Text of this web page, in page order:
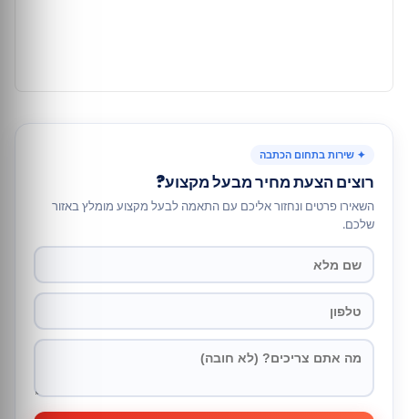
✦ שירות בתחום הכתבה
רוצים הצעת מחיר מבעל מקצוע?
השאירו פרטים ונחזור אליכם עם התאמה לבעל מקצוע מומלץ באזור
שלכם.